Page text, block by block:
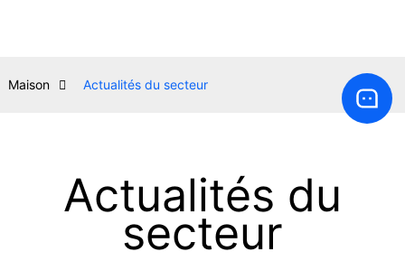
Maison Actualités du secteur
Actualités du
secteur